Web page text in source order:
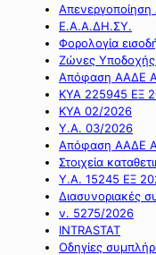
Ε.Α.Α.ΔΗ.ΣΥ.
Φορολογία
Ζώνες
Απόφαση ΑΑΔΕ
ΚΥΑ 225945 ΕΞ
ΚΥΑ 02/2026
Υ.Α. 03/2026
Απόφαση ΑΑΔΕ
Στοιχεία
Υ.Α. 15245 ΕΞ
Διασυνοριακές
ν. 5275/2026
INTRASTAT
Οδηγίες